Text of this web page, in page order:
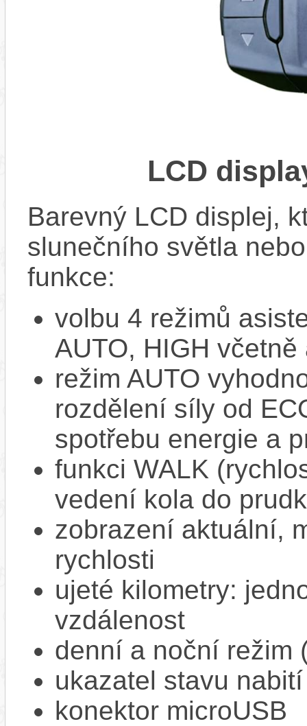
LCD
Barevný LCD displej,
slunečního světla
funkce:
volbu 4 režimů
AUTO, HIGH
režim AUTO
rozdělení síly od
spotřebu energie a
funkci WALK
vedení kola do
zobrazení aktuální,
rychlosti
ujeté kilometry:
vzdálenost
denní a noční režim
ukazatel stavu
konektor microUSB